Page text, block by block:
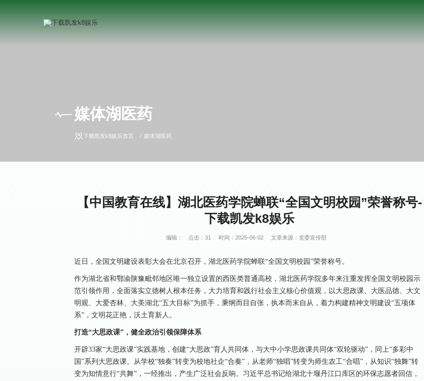
媒体湖医药
下载凯发k8娱乐首页 媒体湖医药
【中国教育在线】湖北医药学院蝉联“全国文明校园”荣誉称号-
下载凯发k8娱乐
编辑： 点击： 31 时间：2025-06-02 文章来源：党委宣传部
近日，全国文明建设表彰大会在北京召开，湖北医药学院蝉联“全国文明校园”荣誉称号。
作为湖北省和鄂渝陕豫毗邻地区唯一独立设置的西医类普通高校，湖北医药学院多年来注重发挥全国文明校园示
范引领作用，全面落实立德树人根本任务，大力培育和践行社会主义核心价值观，以大思政课、大医品德、大文
明观、大爱杏林、大美湖北“五大目标”为抓手，秉纲而目自张，执本而末自从，着力构建精神文明建设“五项体
系”，文明花正艳，沃土育新人。
打造“大思政课”，健全政治引领保障体系
开辟33家“大思政课”实践基地，创建“大思政”育人共同体，与大中小学思政课共同体“双轮驱动”，同上“多彩中
国”系列大思政课。从学校“独奏”转变为校地社企“合奏”，从老师“独唱”转变为师生农工“合唱”，从知识“独舞”转
变为知情意行“共舞”，一经推出，产生广泛社会反响。习近平总书记给湖北十堰丹江口库区的环保志愿者回信，